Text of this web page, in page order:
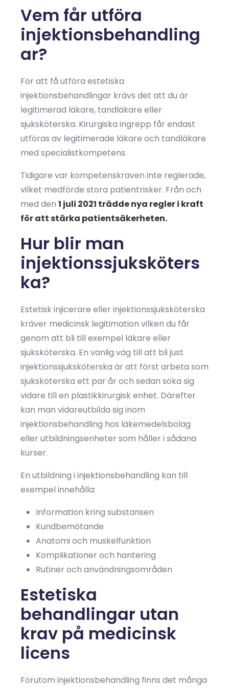
Vem får utföra
injektionsbehandling
ar?
För att få utföra estetiska
injektionsbehandlingar krävs det att du är
legitimerad läkare, tandläkare eller
sjuksköterska. Kirurgiska ingrepp får endast
utföras av legitimerade läkare och tandläkare
med specialistkompetens.
Tidigare var kompetenskraven inte reglerade,
vilket medförde stora patientrisker. Från och
med den 1 juli 2021 trädde nya regler i kraft
för att stärka patientsäkerheten.
Hur blir man
injektionssjuksköters
ka?
Estetisk injicerare eller injektionssjuksköterska
kräver medicinsk legitimation vilken du får
genom att bli till exempel läkare eller
sjuksköterska. En vanlig väg till att bli just
injektionssjuksköterska är att först arbeta som
sjuksköterska ett par år och sedan söka sig
vidare till en plastikkirurgisk enhet. Därefter
kan man vidareutbilda sig inom
injektionsbehandling hos läkemedelsbolag
eller utbildningsenheter som håller i sådana
kurser.
En utbildning i injektionsbehandling kan till
exempel innehålla:
Information kring substansen
Kundbemötande
Anatomi och muskelfunktion
Komplikationer och hantering
Rutiner och användningsområden
Estetiska
behandlingar utan
krav på medicinsk
licens
Förutom injektionsbehandling finns det många